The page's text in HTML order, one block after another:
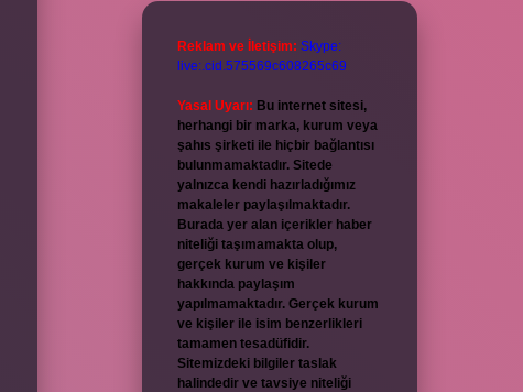
Reklam ve İletişim: Skype:
live:.cid.575569c608265c69
Yasal Uyarı: Bu internet sitesi,
herhangi bir marka, kurum veya
şahıs şirketi ile hiçbir bağlantısı
bulunmamaktadır. Sitede
yalnızca kendi hazırladığımız
makaleler paylaşılmaktadır.
Burada yer alan içerikler haber
niteliği taşımamakta olup,
gerçek kurum ve kişiler
hakkında paylaşım
yapılmamaktadır. Gerçek kurum
ve kişiler ile isim benzerlikleri
tamamen tesadüfidir.
Sitemizdeki bilgiler taslak
halindedir ve tavsiye niteliği